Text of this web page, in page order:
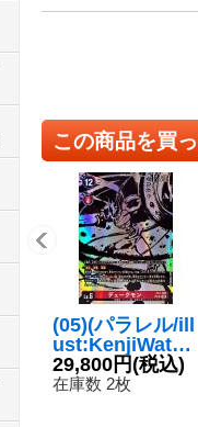
この商品を買
(05)(パラレル/ill
ust:KenjiWatan
abe)デュークモ
ン【SP】{AD1-
29,800円(税込)
在庫数 2枚